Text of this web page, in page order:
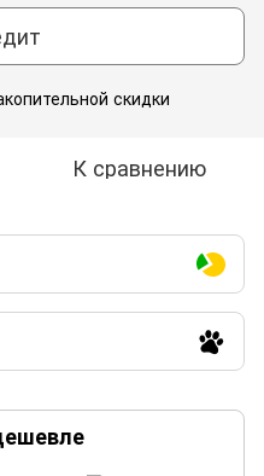
скидки
К сравнению